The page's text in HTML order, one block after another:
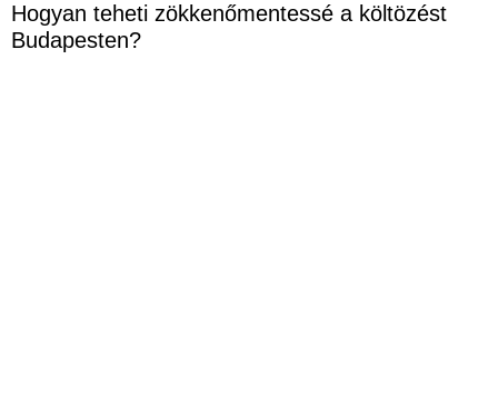
Hogyan teheti zökkenőmentessé a költözést
Budapesten?